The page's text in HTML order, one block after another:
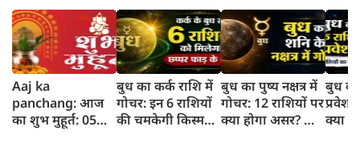
Aaj ka
panchang: आज
का शुभ मुहूर्त: 05
बुध का कर्क राशि में
गोचर: इन 6 राशियों
की चमकेगी किस्मत,
बुध का पुष्य नक्षत्र में
गोचर: 12 राशियों पर
क्या होगा असर? जानें
बुध का
प्रवेश:
क्या